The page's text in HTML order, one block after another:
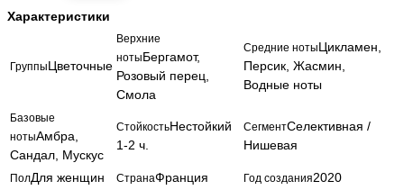
Характеристики
ГруппыЦветочные
Верхние
нотыБергамот,
Розовый перец,
Смола
Средние нотыЦикламен,
Персик, Жасмин,
Водные ноты
Базовые
нотыАмбра,
Сандал, Мускус
СтойкостьНестойкий
1-2 ч.
СегментСелективная /
Нишевая
ПолДля женщин СтранаФранция Год создания2020